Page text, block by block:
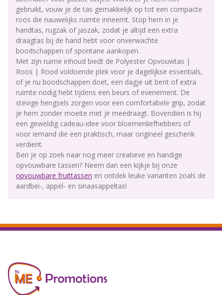
gebruikt, vouw je de tas gemakkelijk op tot een compacte
roos die nauwelijks ruimte inneemt. Stop hem in je
handtas, rugzak of jaszak, zodat je altijd een extra
draagtas bij de hand hebt voor onverwachte
boodschappen of spontane aankopen.
Met zijn ruime inhoud biedt de Polyester Opvouwtas |
Roos | Rood voldoende plek voor je dagelijkse essentials,
of je nu boodschappen doet, een dagje uit bent of extra
ruimte nodig hebt tijdens een beurs of evenement. De
stevige hengsels zorgen voor een comfortabele grip, zodat
je hem zonder moeite met je meedraagt. Bovendien is hij
een geweldig cadeau-idee voor bloemenliefhebbers of
voor iemand die een praktisch, maar origineel geschenk
verdient.
Ben je op zoek naar nog meer creatieve en handige
opvouwbare tassen? Neem dan een kijkje bij onze
opvouwbare fruittassen en ontdek leuke varianten zoals de
aardbei-, appel- en sinaasappeltas!